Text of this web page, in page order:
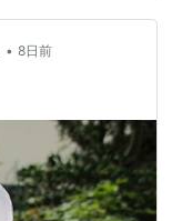
• 8日前